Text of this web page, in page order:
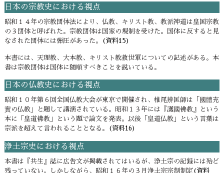
日本の宗教史における視点
昭和１４年の宗教団体法により、仏教、キリスト教、教派神道は皇国宗教
の３団体と呼ばれた。宗教団体は国家の規制を受けた。国体に反すると見
なされた団体には弾圧があった。
(資料15)
本書には、天理教、大本教、キリスト教救世軍についての記述がある。本
書は宗教団体は国体に随順すべきことを説いている。
日本の仏教史における視点
昭和１０年第６回全国仏教大会が東京で開催され、椎尾辨匡師は「國體充
實の仏教」と題して講演されている。昭和１３年には『護國佛教』という
本に「皇道佛教」という題で論文を発表。以後「皇道仏教」という言葉は
宗派を超えて言われることとなる。
(資料16)
浄土宗史における視点
本書は『共生』誌に広告文が掲載されてはいるが、浄土宗の記録には殆ど
残っていない。しかしながら、昭和１６年の３月浄土宗宗制制定(資料